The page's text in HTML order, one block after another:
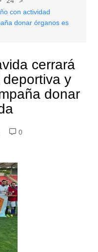
con actividad
donar órganos es
cerrará
y
donar
0